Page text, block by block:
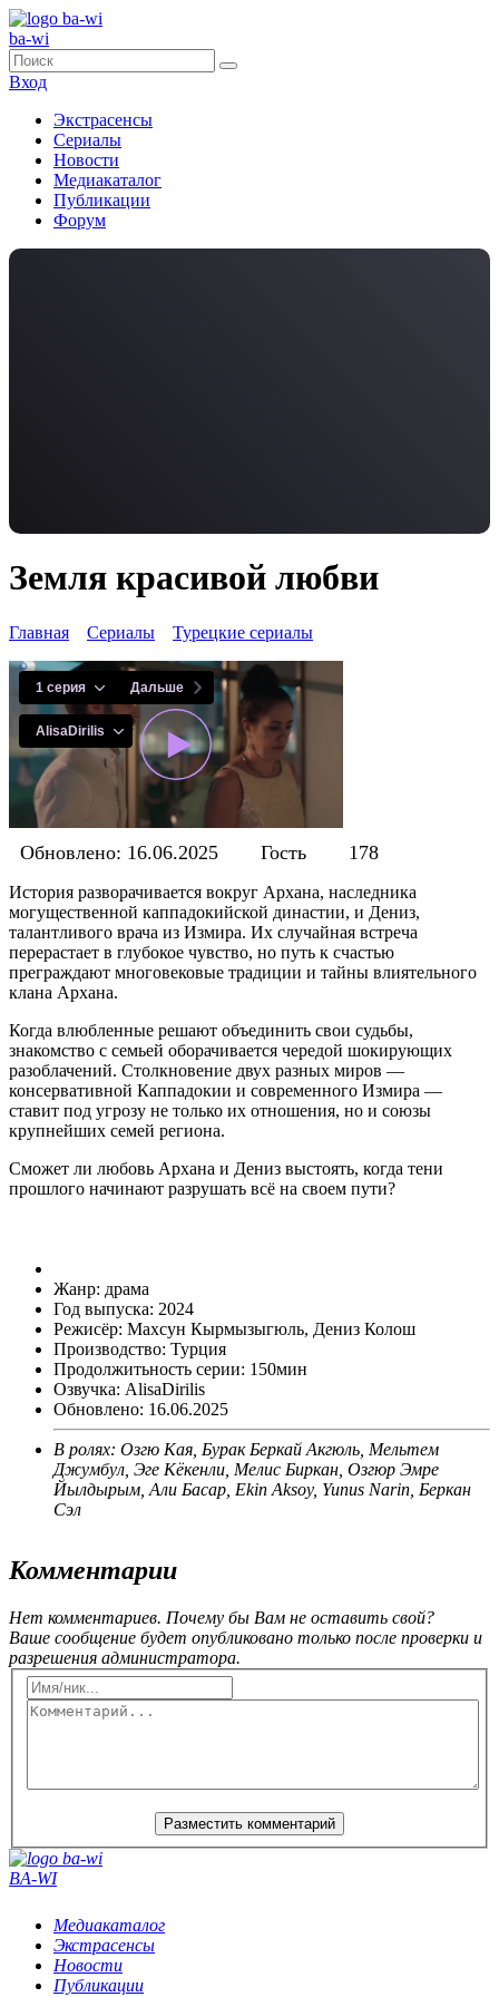
ba-wi
Вход
Экстрасенсы
Сериалы
Новости
Медиакаталог
Публикации
Форум
Земля красивой любви
Главная Сериалы Турецкие сериалы
Обновлено: 16.06.2025 Гость 178
История разворачивается вокруг Архана, наследника
могущественной каппадокийской династии, и Дениз,
талантливого врача из Измира. Их случайная встреча
перерастает в глубокое чувство, но путь к счастью
преграждают многовековые традиции и тайны влиятельного
клана Архана.
Когда влюбленные решают объединить свои судьбы,
знакомство с семьей оборачивается чередой шокирующих
разоблачений. Столкновение двух разных миров —
консервативной Каппадокии и современного Измира —
ставит под угрозу не только их отношения, но и союзы
крупнейших семей региона.
Сможет ли любовь Архана и Дениз выстоять, когда тени
прошлого начинают разрушать всё на своем пути?
Жанр: драма
Год выпуска: 2024
Режисёр: Махсун Кырмызыгюль, Дениз Колош
Производство: Турция
Продолжитьность серии: 150мин
Озвучка: AlisaDirilis
Обновлено: 16.06.2025
В ролях: Озгю Кая, Бурак Беркай Акгюль, Мельтем
Джумбул, Эге Кёкенли, Мелис Биркан, Озгюр Эмре
Йылдырым, Али Басар, Ekin Aksoy, Yunus Narin, Беркан
Сэл
Комментарии
Нет комментариев. Почему бы Вам не оставить свой?
Ваше сообщение будет опубликовано только после проверки и
разрешения администратора.
BA-WI
Медиакаталог
Экстрасенсы
Новости
Публикации